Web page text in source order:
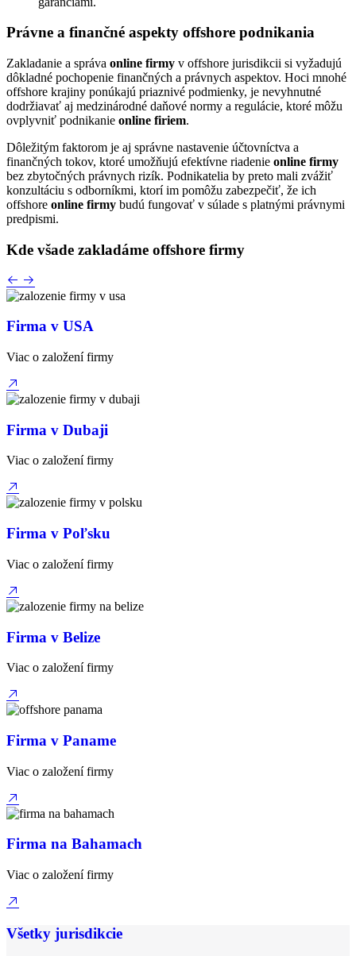
Právne a finančné aspekty offshore podnikania
Zakladanie a správa online firmy v offshore jurisdikcii si vyžadujú
dôkladné pochopenie finančných a právnych aspektov. Hoci mnohé
offshore krajiny ponúkajú priaznivé podmienky, je nevyhnutné
dodržiavať aj medzinárodné daňové normy a regulácie, ktoré môžu
ovplyvniť podnikanie online firiem.
Dôležitým faktorom je aj správne nastavenie účtovníctva a
finančných tokov, ktoré umožňujú efektívne riadenie online firmy
bez zbytočných právnych rizík. Podnikatelia by preto mali zvážiť
konzultáciu s odborníkmi, ktorí im pomôžu zabezpečiť, že ich
offshore online firmy budú fungovať v súlade s platnými právnymi
predpismi.
Kde všade zakladáme offshore firmy
Firma v USA
Viac o založení firmy
Firma v Dubaji
Viac o založení firmy
Firma v Poľsku
Viac o založení firmy
Firma v Belize
Viac o založení firmy
Firma v Paname
Viac o založení firmy
Firma na Bahamach
Viac o založení firmy
Všetky jurisdikcie